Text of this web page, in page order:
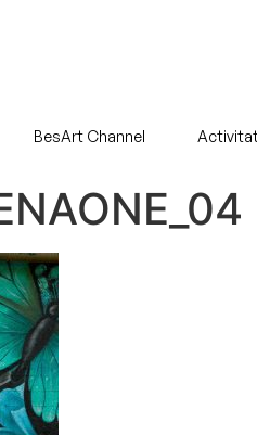
BesArt Channel